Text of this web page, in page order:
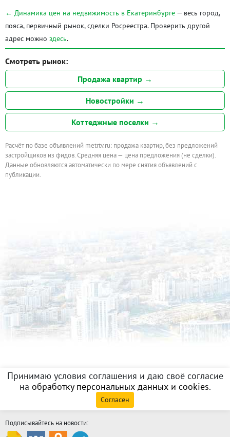
← Динамика цен на недвижимость в Екатеринбурге — весь город,
пояса, первичный рынок, сделки Росреестра. Проверить другой
адрес можно здесь.
Смотреть рынок:
Продажа квартир →
Новостройки →
Коттеджные поселки →
Расчёт по базе объявлений metrtv.ru: продажа квартир, без предложений
застройщиков из фидов. Средняя цена — цена предложения (не сделки).
Данные обновляются автоматически по мере снятия объявлений с
публикации.
Принимаю условия соглашения и даю своё согласие
на обработку персональных данных и cookies.
Согласен
Подписывайтесь на новости: